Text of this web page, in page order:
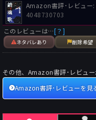
Amazon書評･レビュ
4048730703
このレビューは…[？]
ネタバレあり 削除希望
その他、Amazon書評･レビュ
Amazon書評･レビューを見